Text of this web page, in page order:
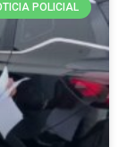
POLICIAL